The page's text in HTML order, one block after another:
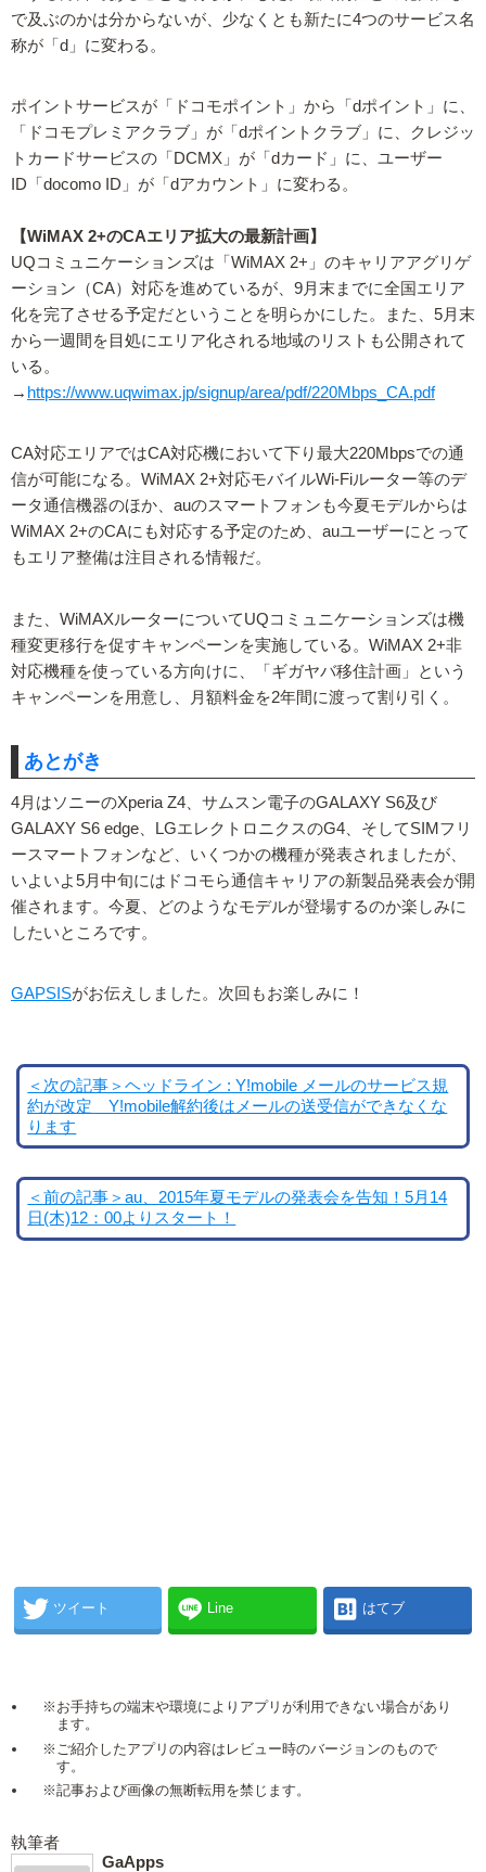
で及ぶのかは分からないが、少なくとも新たに4つのサービス名
称が「d」に変わる。
ポイントサービスが「ドコモポイント」から「dポイント」に、
「ドコモプレミアクラブ」が「dポイントクラブ」に、クレジッ
トカードサービスの「DCMX」が「dカード」に、ユーザー
ID「docomo ID」が「dアカウント」に変わる。
【WiMAX 2+のCAエリア拡大の最新計画】
UQコミュニケーションズは「WiMAX 2+」のキャリアアグリゲ
ーション（CA）対応を進めているが、9月末までに全国エリア
化を完了させる予定だということを明らかにした。また、5月末
から一週間を目処にエリア化される地域のリストも公開されて
いる。
→ https://www.uqwimax.jp/signup/area/pdf/220Mbps_CA.pdf
CA対応エリアではCA対応機において下り最大220Mbpsでの通
信が可能になる。WiMAX 2+対応モバイルWi-Fiルーター等のデ
ータ通信機器のほか、auのスマートフォンも今夏モデルからは
WiMAX 2+のCAにも対応する予定のため、auユーザーにとって
もエリア整備は注目される情報だ。
また、WiMAXルーターについてUQコミュニケーションズは機
種変更移行を促すキャンペーンを実施している。WiMAX 2+非
対応機種を使っている方向けに、「ギガヤバ移住計画」という
キャンペーンを用意し、月額料金を2年間に渡って割り引く。
あとがき
4月はソニーのXperia Z4、サムスン電子のGALAXY S6及び
GALAXY S6 edge、LGエレクトロニクスのG4、そしてSIMフリ
ースマートフォンなど、いくつかの機種が発表されましたが、
いよいよ5月中旬にはドコモら通信キャリアの新製品発表会が開
催されます。今夏、どのようなモデルが登場するのか楽しみに
したいところです。
GAPSISがお伝えしました。次回もお楽しみに！
＜次の記事＞ヘッドライン : Y!mobile メールのサービス規
約が改定 Y!mobile解約後はメールの送受信ができなくな
ります
＜前の記事＞au、2015年夏モデルの発表会を告知！5月14
日(木)12：00よりスタート！
ツイート Line はてブ
※お手持ちの端末や環境によりアプリが利用できない場合があり
ます。
※ご紹介したアプリの内容はレビュー時のバージョンのもので
す。
※記事および画像の無断転用を禁じます。
執筆者
GaApps